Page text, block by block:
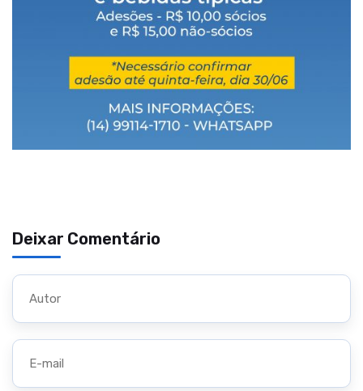
Deixar Comentário